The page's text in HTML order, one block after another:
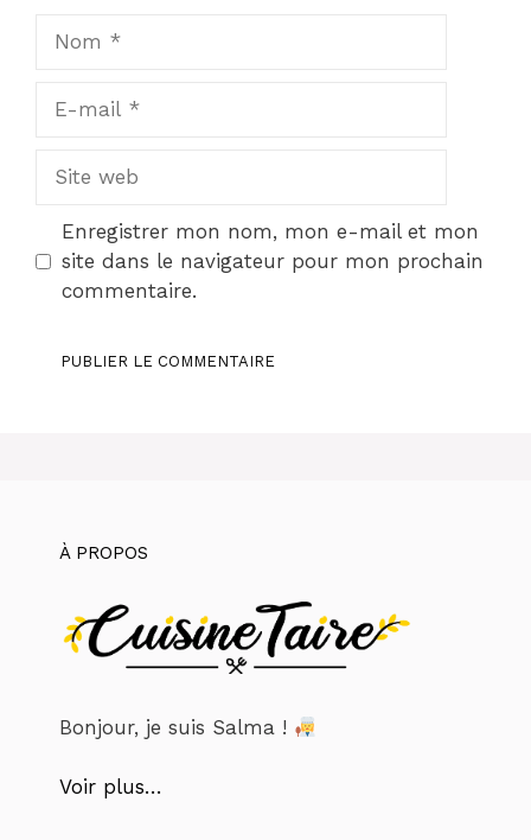
Site
Enregistrer mon nom, mon e-mail et mon
site dans le navigateur pour mon prochain
commentaire.
À PROPOS
Bonjour, je suis Salma !
Voir plus…